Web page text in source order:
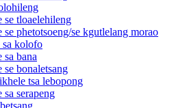
se tloaelehileng
se phetotsoeng/se kgutlelang morao
sa kolofo
sa bana
se bonaletsang
tsa lebopong
sa serapeng